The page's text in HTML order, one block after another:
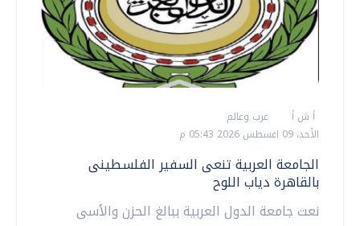
أ ش أ
عرب وعالم
الأحد، 09 اغسطس 2026 05:43 م
الجامعة العربية تنعى السفير الفلسطينى
بالقاهرة دياب اللوح
نعت جامعة الدول العربية ببالغ الحزن والأسى